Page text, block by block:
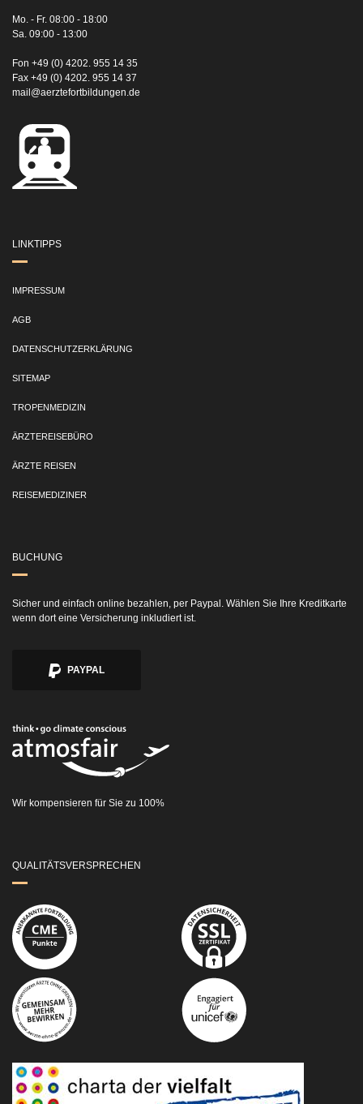
Mo. - Fr. 08:00 - 18:00
Sa. 09:00 - 13:00
Fon +49 (0) 4202. 955 14 35
Fax +49 (0) 4202. 955 14 37
mail@aerztefortbildungen.de
LINKTIPPS
IMPRESSUM
AGB
DATENSCHUTZERKLÄRUNG
SITEMAP
TROPENMEDIZIN
ÄRZTEREISEBÜRO
ÄRZTE REISEN
REISEMEDIZINER
BUCHUNG
Sicher und einfach online bezahlen, per Paypal. Wählen Sie Ihre Kreditkarte
wenn dort eine Versicherung inkludiert ist.
PAYPAL
Wir kompensieren für Sie zu 100%
QUALITÄTSVERSPRECHEN